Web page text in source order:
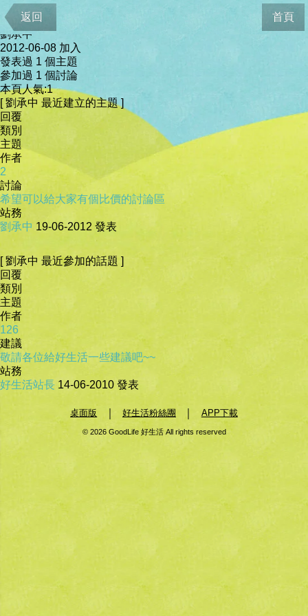
返回 首頁
會員資料
劉承中
2012-06-08 加入
發表過 1 個主題
參加過 1 個討論
本頁人氣:1
[ 劉承中 最近建立的主題 ]
回覆
類別
主題
作者
2
討論
希望可以給大家有個比價的討論區
站務
劉承中 19-06-2012 發表
[ 劉承中 最近參加的話題 ]
回覆
類別
主題
作者
126
建議
敬請各位給好生活一些建議吧~~
站務
好生活站長 14-06-2010 發表
桌面版 好生活粉絲團 APP下載
© 2026 GoodLife 好生活 All rights reserved